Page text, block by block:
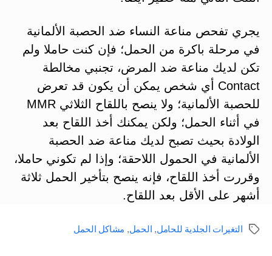
يجري تفحص مناعة النساء ضد الحصبة الألمانية
في مرحلة باكرة من الحمل؛ فإن كنت حاملا ولم
تكن لديك مناعة ضد المرض، تجنبي مخالطة
Contact أي شخص يمكن أن يكون قد تعرض
للحصبة الألمانية؛ ولا ينصح باللقاح الثلاثي MMR
في أثناء الحمل؛ ولكن يمكنك أخذ اللقاح بعد
الولادة بحيث تصبح لديك مناعة ضد الحصبة
الألمانية في الحمول اللاحقة؛ وإذا لم تكوني حاملا،
وقررت أخذ اللقاح، فإنه ينصح بتأخير الحمل ثلاثة
أشهر على الأقل بعد اللقاح.
الوسومالتغيرات الجلدية للحامل, الحمل, مشاكل الحمل